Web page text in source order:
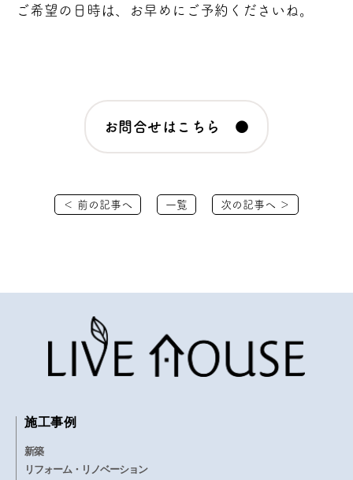
ご希望の日時は、お早めにご予約くださいね。
お問合せはこちら ●
＜ 前の記事へ 一覧 次の記事へ ＞
施工事例
新築
リフォーム・リノベーション